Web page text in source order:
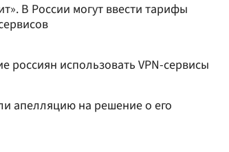
В России могут ввести тарифы
россиян использовать VPN-сервисы
апелляцию на решение о его